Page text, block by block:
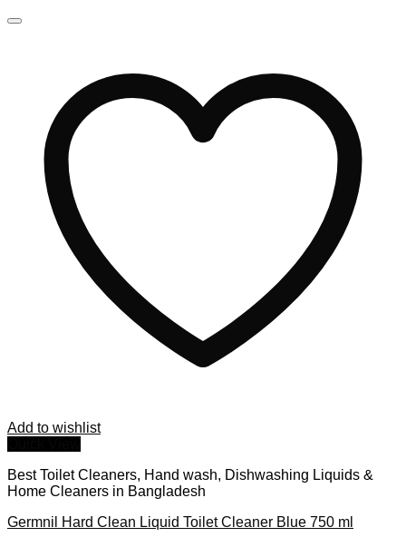
Add to wishlist
Best Toilet Cleaners, Hand wash, Dishwashing Liquids &
Home Cleaners in Bangladesh
Germnil Hard Clean Liquid Toilet Cleaner Blue 750 ml